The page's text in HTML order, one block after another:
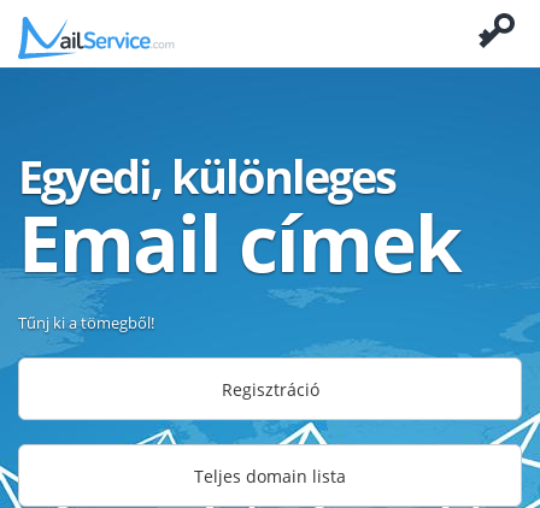
Egyedi, különleges
Email címek
Tűnj ki a tömegből!
Regisztráció
Teljes domain lista